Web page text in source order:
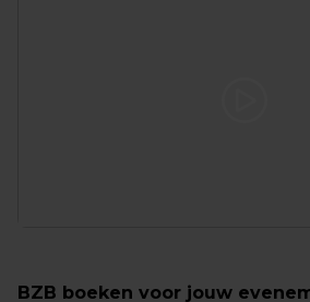
BZB boeken voor jouw